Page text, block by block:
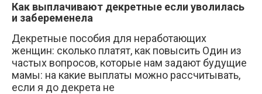
Как выплачивают декретные если уволилась
и забеременела
Декретные пособия для неработающих
женщин: сколько платят, как повысить Один из
частых вопросов, которые нам задают будущие
мамы: на какие выплаты можно рассчитывать,
если я до декрета не